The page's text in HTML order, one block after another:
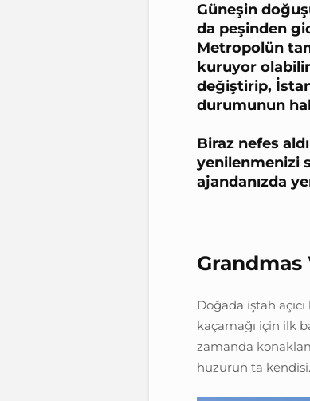
Güneşin
da peşinden
Metropolün
kuruyor
değiştirip,
durumunun
Biraz nefes
yenilenmenizi
ajandanızda
Doğada iştah
kaçamağı için ilk
zamanda
huzurun ta kendisi.